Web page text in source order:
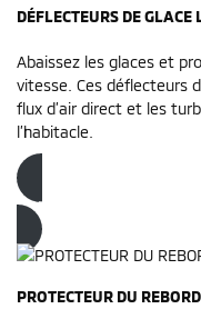
DÉFLECTEURS DE GLACE
Abaissez les glaces et
vitesse. Ces déflecteurs
flux d’air direct et les
l’habitacle.
Commandez dès
PROTECTEUR DU